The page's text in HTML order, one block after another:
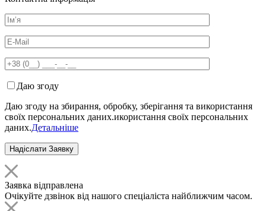
Даю згоду
Даю згоду на збирання, обробку, зберігання та використання
своїх персональних даних.икористання своїх персональних
даних.Детальніше
Заявка відправлена
Очікуйте дзвінок від нашого спеціаліста найближчим часом.